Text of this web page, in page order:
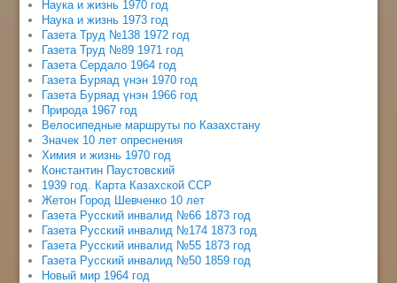
Наука и жизнь 1970 год
Наука и жизнь 1973 год
Газета Труд №138 1972 год
Газета Труд №89 1971 год
Газета Сердало 1964 год
Газета Буряад үнэн 1970 год
Газета Буряад үнэн 1966 год
Природа 1967 год
Велосипедные маршруты по Казахстану
Значек 10 лет опреснения
Химия и жизнь 1970 год
Константин Паустовский
1939 год. Карта Казахской ССР
Жетон Город Шевченко 10 лет
Газета Русский инвалид №66 1873 год
Газета Русский инвалид №174 1873 год
Газета Русский инвалид №55 1873 год
Газета Русский инвалид №50 1859 год
Новый мир 1964 год